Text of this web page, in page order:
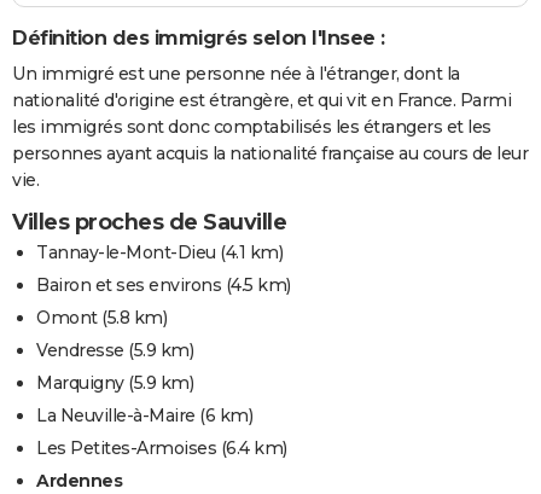
Définition des immigrés selon l'Insee :
Un immigré est une personne née à l'étranger, dont la
nationalité d'origine est étrangère, et qui vit en France. Parmi
les immigrés sont donc comptabilisés les étrangers et les
personnes ayant acquis la nationalité française au cours de leur
vie.
Villes proches de Sauville
Tannay-le-Mont-Dieu (4.1 km)
Bairon et ses environs (4.5 km)
Omont(5.8 km)
Vendresse (5.9 km)
Marquigny(5.9 km)
La Neuville-à-Maire (6 km)
Les Petites-Armoises (6.4 km)
Ardennes